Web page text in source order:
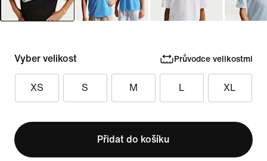
Vyber velikost Průvodce velikostmi
XS S M L XL
Přidat do košíku